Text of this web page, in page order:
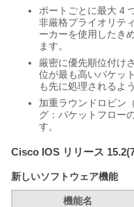
ポートごとに最大 4
非厳格プライオリテ
ーカーを使用したき
ます。
厳密に優先順位付け
位が最も高いパケッ
も先に処理されるよ
加重ラウンドロビン
グ：パケットフロー
す。
Cisco IOS リリース
新しいソフトウェア機能
機能名